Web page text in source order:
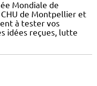
Mondiale de
CHU de Montpellier et
à tester vos
idées reçues, lutte